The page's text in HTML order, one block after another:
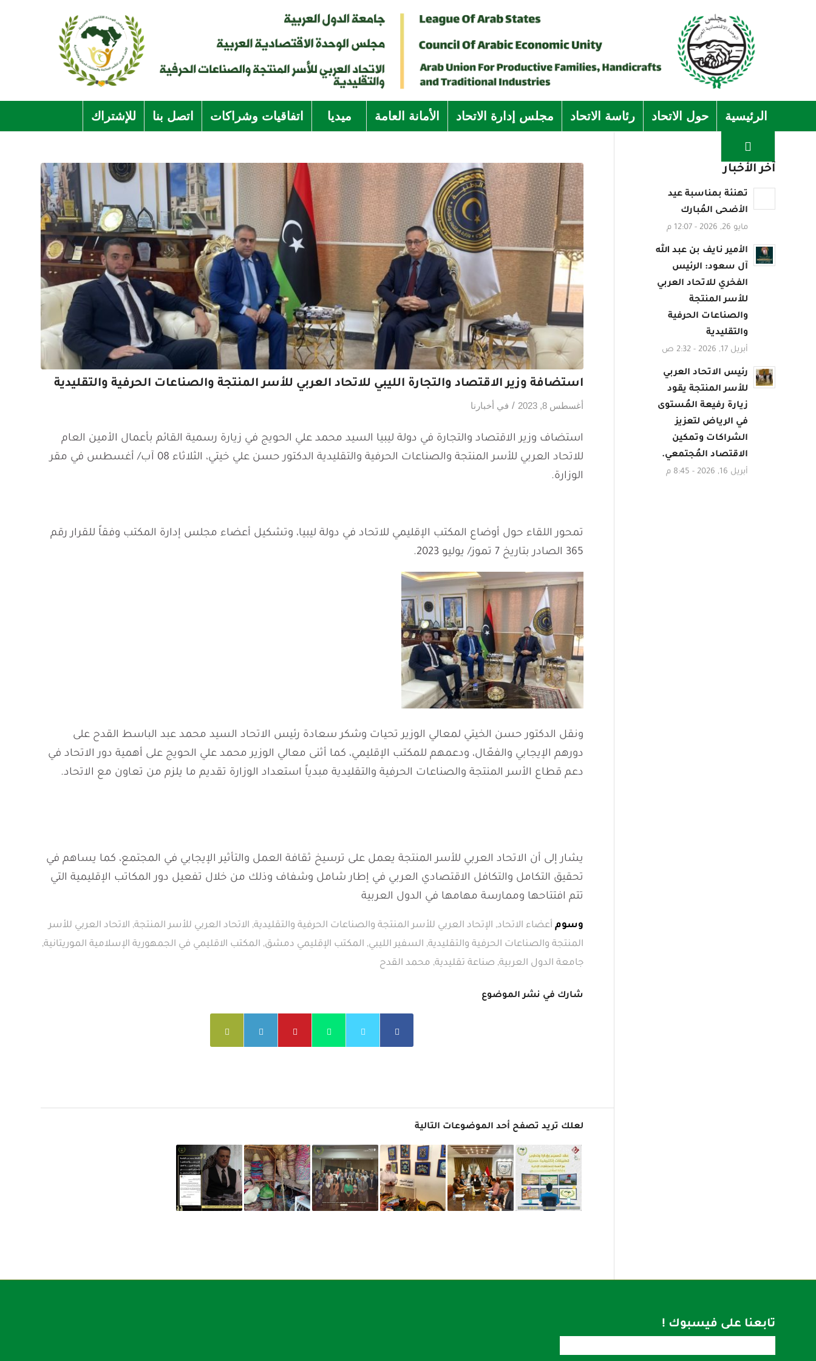
الرئيسية حول الاتحاد رئاسة الاتحاد مجلس إدارة الاتحاد الأمانة العامة ميديا اتفاقيات وشراكات اتصل بنا للإشتراك
استضافة وزير الاقتصاد والتجارة الليبي للاتحاد العربي للأسر المنتجة والصناعات الحرفية والتقليدية
أغسطس 8, 2023 / في أخبارنا
استضاف وزير الاقتصاد والتجارة في دولة ليبيا السيد محمد علي الحويج في زيارة رسمية القائم بأعمال الأمين العام
للاتحاد العربي للأسر المنتجة والصناعات الحرفية والتقليدية الدكتور حسن علي خيتي، الثلاثاء 08 آب/ أغسطس في مقر
الوزارة.
تمحور اللقاء حول أوضاع المكتب الإقليمي للاتحاد في دولة ليبيا، وتشكيل أعضاء مجلس إدارة المكتب وفقاً للقرار رقم
365 الصادر بتاريخ 7 تموز/ يوليو 2023.
ونقل الدكتور حسن الخيتي لمعالي الوزير تحيات وشكر سعادة رئيس الاتحاد السيد محمد عبد الباسط القدح على
دورهم الإيجابي والفعّال، ودعمهم للمكتب الإقليمي، كما أثنى معالي الوزير محمد علي الحويج على أهمية دور الاتحاد في
دعم قطاع الأسر المنتجة والصناعات الحرفية والتقليدية مبدياً استعداد الوزارة تقديم ما يلزم من تعاون مع الاتحاد.
يشار إلى أن الاتحاد العربي للأسر المنتجة يعمل على ترسيخ ثقافة العمل والتأثير الإيجابي في المجتمع، كما يساهم في
تحقيق التكامل والتكافل الاقتصادي العربي في إطار شامل وشفاف وذلك من خلال تفعيل دور المكاتب الإقليمية التي
تتم افتتاحها وممارسة مهامها في الدول العربية
وسوم أعضاء الاتحاد, الإتحاد العربي للأسر المنتجة والصناعات الحرفية والتقليدية, الاتحاد العربي للأسر المنتجة, الاتحاد العربي للأسر
المنتجة والصناعات الحرفية والتقليدية, السفير الليبي, المكتب الإقليمي دمشق, المكتب الاقليمي في الجمهورية الإسلامية الموريتانية,
جامعة الدول العربية, صناعة تقليدية, محمد القدح
شارك في نشر الموضوع
لعلك تريد تصفح أحد الموضوعات التالية
آخر الأخبار
تهنئة بمناسبة عيد
الأضحى المُبارك
مايو 26, 2026 - 12:07 م
الأمير نايف بن عبد الله
آل سعود: الرئيس
الفخري للاتحاد العربي
للأسر المنتجة
والصناعات الحرفية
والتقليدية
أبريل 17, 2026 - 2:32 ص
رئيس الاتحاد العربي
للأسر المنتجة يقود
زيارة رفيعة المُستوى
في الرياض لتعزيز
الشراكات وتمكين
الاقتصاد المُجتمعي.
أبريل 16, 2026 - 8:45 م
تابعنا على فيسبوك !